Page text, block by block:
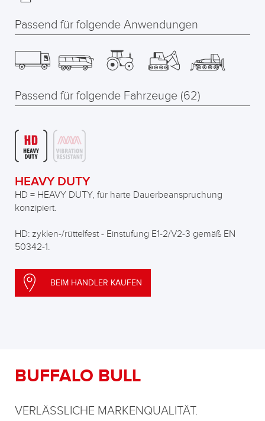
Passend für folgende Anwendungen
Passend für folgende Fahrzeuge (62)
HEAVY DUTY
HD = HEAVY DUTY, für harte Dauerbeanspruchung
konzipiert.
HD: zyklen-/rüttelfest - Einstufung E1-2/V2-3 gemäß EN
50342-1.
BEIM HÄNDLER KAUFEN
BUFFALO BULL
VERLÄSSLICHE MARKENQUALITÄT.